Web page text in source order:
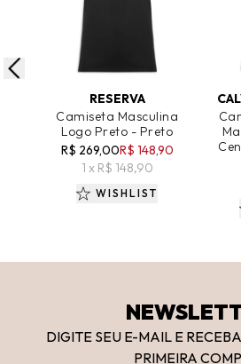
ADICIONAR AO CARRINHO
RESERVA
Camiseta Masculina
Logo Preto - Preto
R$ 269,00R$ 148,90
1 x R$ 148,90
WISHLIST
DIGITE SEU E-MAIL E
PRIMEIRA